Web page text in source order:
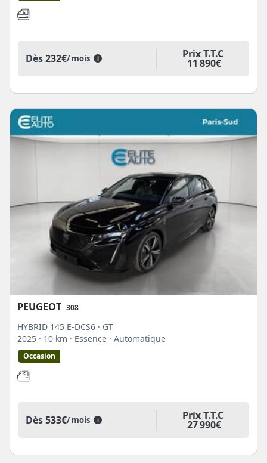
Dès232€/ mois i Prix T.T.C
11 890€
PEUGEOT 308
HYBRID 145 E-DCS6 · GT
2025 · 10 km · Essence · Automatique
Occasion
Dès533€/ mois i Prix T.T.C
27 990€